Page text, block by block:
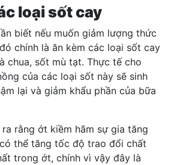
loại sốt cay
biết nếu muốn giảm lượng thức
chính là ăn kèm các loại sốt cay
chua, sốt mù tạt. Thực tế cho
của các loại sốt này sẽ sinh
lại và giảm khẩu phần của bữa
rằng ớt kiềm hãm sự gia tăng
thể tăng tốc độ trao đổi chất
trong ớt, chính vì vậy đây là